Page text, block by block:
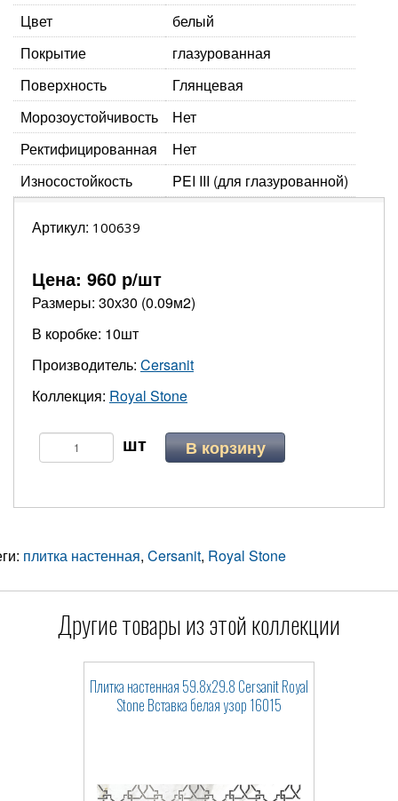
Цвет
белый
Покрытие
глазурованная
Поверхность
Глянцевая
Морозоустойчивость
Нет
Ректифицированная
Нет
Износостойкость
PEI III (для глазурованной)
Артикул: 100639
Цена: 960 р/шт
Размеры: 30х30 (0.09м2)
В коробке: 10шт
Производитель: Cersanit
Коллекция: Royal Stone
В корзину
плитка настенная, Cersanit, Royal Stone
Другие товары из этой коллекции
Плитка настенная 59.8x29.8 Cersanit Royal
Stone Вставка белая узор 16015